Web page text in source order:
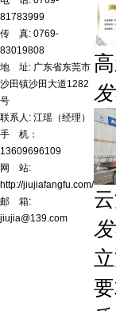
81783999
传 真: 0769-
83019808
地 址: 广东省东莞市
沙田镇沙田大道1282
号
联系人: 江瑶（经理）
手 机：
13609696109
网 站:
http://jiujiafangfu.com/
邮 箱:
jiujia@139.com